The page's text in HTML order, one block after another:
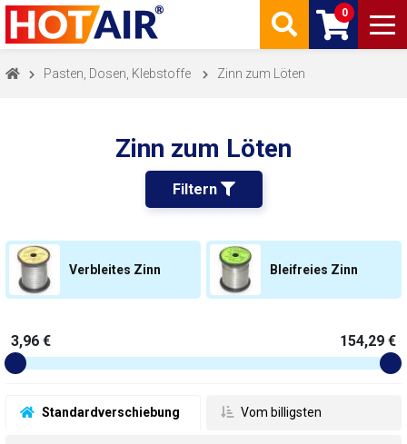
0
Pasten, Dosen, Klebstoffe Zinn zum Löten
Zinn zum Löten
Filtern
Verbleites Zinn Bleifreies Zinn
Standardverschiebung Vom billigsten
3,96 € 154,29 €